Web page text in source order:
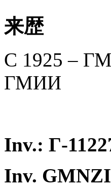
来歴
С 1925 –
ГМИИ
Inv.: Г-
Inv.